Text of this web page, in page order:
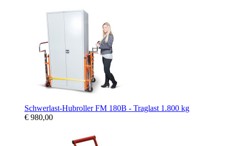
Schwerlast-Hubroller FM 180B - Traglast 1.800 kg
€ 980,00